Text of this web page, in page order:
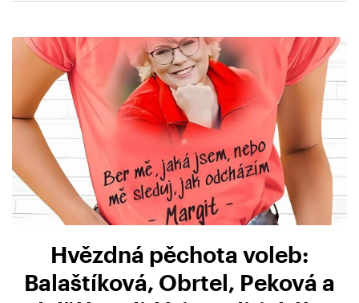
Hvězdná pěchota voleb:
Balaštíková, Obrtel, Peková a